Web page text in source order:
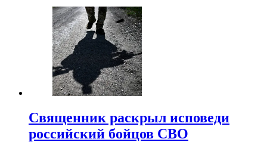
Священник раскрыл исповеди
российский бойцов СВО